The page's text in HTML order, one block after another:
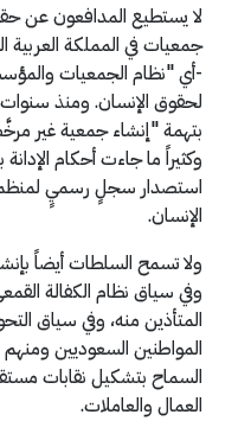
لا يستطيع المدافعون عن
جمعيات في المملكة العربية
-أي "نظام الجمعيات
لحقوق الإنسان. ومنذ
بتهمة "إنشاء جمعية غير
وكثيراً ما جاءت أحكام
استصدار سجلٍ رسميٍ
الإنسان.
ولا تسمح السلطات أيضاً
وفي سياق نظام الكفالة
المتأذين منه، وفي سياق
المواطنين السعوديين
السماح بتشكيل نقابات
العمال والعاملات.